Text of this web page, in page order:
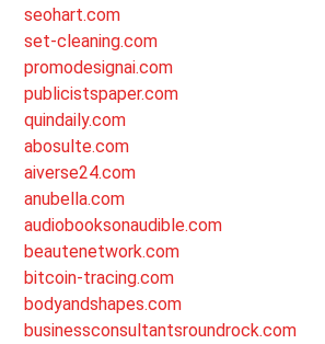
seohart.com
set-cleaning.com
promodesignai.com
publicistspaper.com
quindaily.com
abosulte.com
aiverse24.com
anubella.com
audiobooksonaudible.com
beautenetwork.com
bitcoin-tracing.com
bodyandshapes.com
businessconsultantsroundrock.com